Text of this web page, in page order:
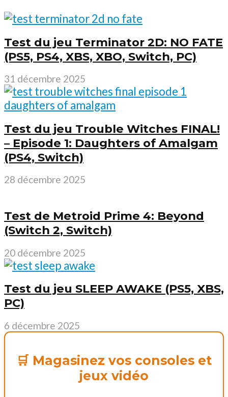
Test du jeu Terminator 2D: NO FATE
(PS5, PS4, XBS, XBO, Switch, PC)
31 décembre 2025
Test du jeu Trouble Witches FINAL!
– Episode 1: Daughters of Amalgam
(PS4, Switch)
28 décembre 2025
Test de Metroid Prime 4: Beyond
(Switch 2, Switch)
20 décembre 2025
Test du jeu SLEEP AWAKE (PS5, XBS,
PC)
6 décembre 2025
🛒 Magasinez vos consoles et
jeux vidéo